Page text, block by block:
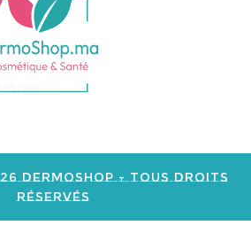
Dermoshop - Tous Droits
Réservés